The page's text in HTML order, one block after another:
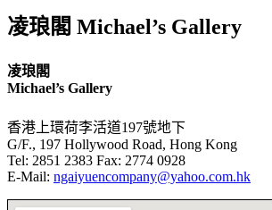
凌琅閣 Michael’s Gallery
凌琅閣
Michael’s Gallery
香港上環荷李活道197號地下
G/F., 197 Hollywood Road, Hong Kong
Tel: 2851 2383 Fax: 2774 0928
E-Mail: ngaiyuencompany@yahoo.com.hk